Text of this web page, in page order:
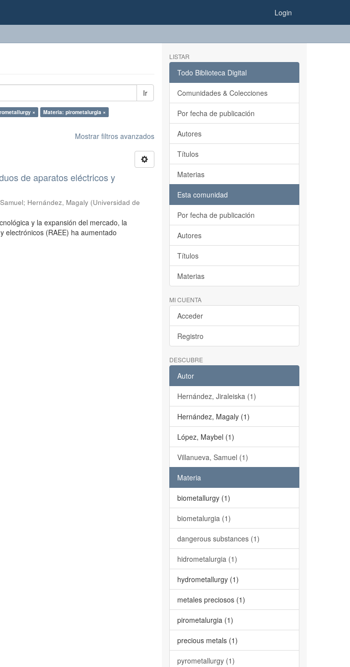
Login
Ir
×
Materia: pirometalurgia ×
Mostrar filtros avanzados
de aparatos eléctricos y
; Hernández, Magaly (Universidad de
y la expansión del mercado, la
electrónicos (RAEE) ha aumentado
LISTAR
Todo Biblioteca Digital
Comunidades & Colecciones
Por fecha de publicación
Autores
Títulos
Materias
Esta comunidad
Por fecha de publicación
Autores
Títulos
Materias
MI CUENTA
Acceder
Registro
DESCUBRE
Autor
Hernández, Jiraleiska (1)
Hernández, Magaly (1)
López, Maybel (1)
Villanueva, Samuel (1)
Materia
biometallurgy (1)
biometalurgia (1)
dangerous substances (1)
hidrometalurgia (1)
hydrometallurgy (1)
metales preciosos (1)
pirometalurgia (1)
precious metals (1)
pyrometallurgy (1)